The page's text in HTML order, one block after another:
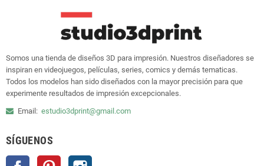
Somos una tienda de diseños 3D para impresión. Nuestros diseñadores se
inspiran en videojuegos, películas, series, comics y demás tematicas.
Todos los modelos han sido diseñados con la mayor precisión para que
experimente resultados de impresión excepcionales.
Email: estudio3dprint@gmail.com
SÍGUENOS
Facebook Pinterest